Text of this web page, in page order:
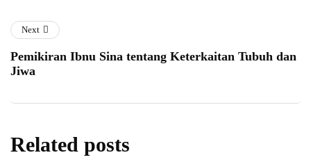
Next
Pemikiran Ibnu Sina tentang Keterkaitan Tubuh dan
Jiwa
Related posts